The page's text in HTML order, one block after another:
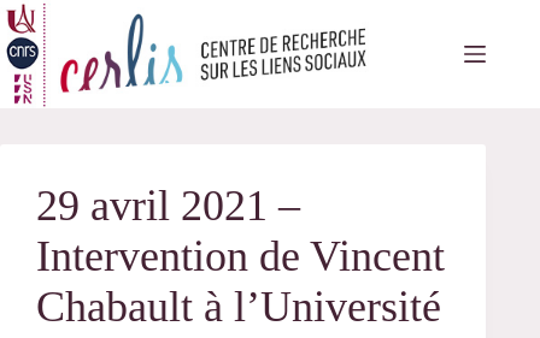
Passer
au
contenu
29 avril 2021 –
Intervention de Vincent
Chabault à l’Université